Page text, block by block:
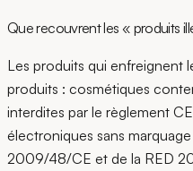
Que recouvrent les « produits
Les produits qui enfreignent
produits : cosmétiques
interdites par le règlement
électroniques sans
2009/48/CE et de la RED